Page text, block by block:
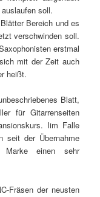
soll.
Bereich und es
verschwinden soll.
erstmal
mit der Zeit auch
heißt.
Blatt,
für Gitarrenseiten
Iim Falle
seit der Übernahme
Marke einen sehr
Fräsen der neusten